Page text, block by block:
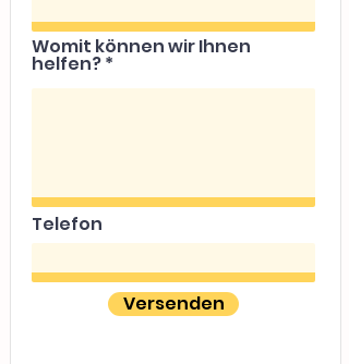
Womit können wir Ihnen
helfen?
Telefon
Versenden